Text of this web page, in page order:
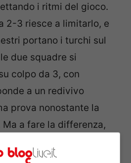
i ritmi del gioco.
2-3 riesce a limitarlo, e
portano i turchi sul
due squadre si
colpo da 3, con
a un redivivo
prova nonostante la
a fare la differenza,
nelribaltare il gioco